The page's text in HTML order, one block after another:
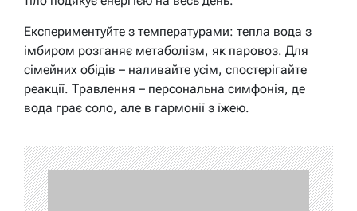
Експериментуйте з температурами: тепла вода з
імбиром розганяє метаболізм, як паровоз. Для
сімейних обідів – наливайте усім, спостерігайте
реакції. Травлення – персональна симфонія, де
вода грає соло, але в гармонії з їжею.